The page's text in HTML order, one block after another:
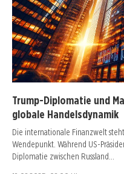
Trump-Diplomatie und
globale Handelsdynamik
Die internationale Finanzwelt
Wendepunkt. Während US-
Diplomatie zwischen Russland…